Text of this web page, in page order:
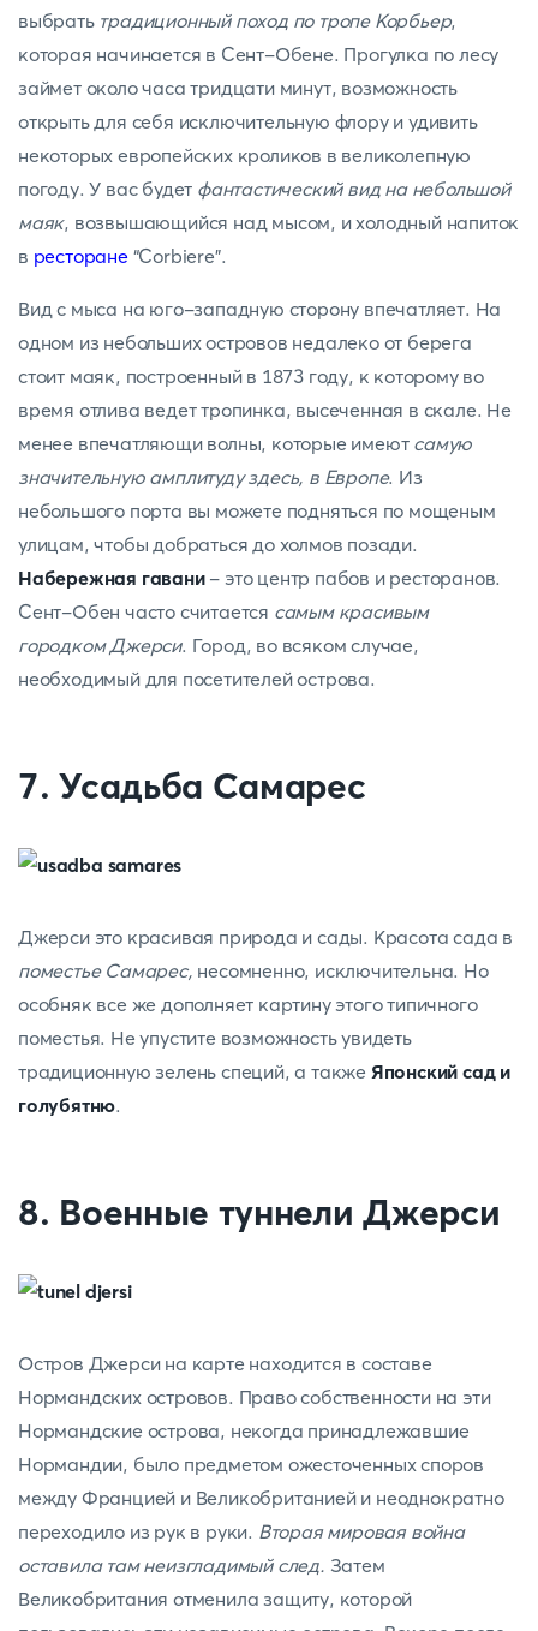
выбрать традиционный поход по тропе Корбьер,
которая начинается в Сент-Обене. Прогулка по лесу
займет около часа тридцати минут, возможность
открыть для себя исключительную флору и удивить
некоторых европейских кроликов в великолепную
погоду. У вас будет фантастический вид на небольшой
маяк, возвышающийся над мысом, и холодный напиток
в ресторане“Corbiere”.
Вид с мыса на юго-западную сторону впечатляет. На
одном из небольших островов недалеко от берега
стоит маяк, построенный в 1873 году, к которому во
время отлива ведет тропинка, высеченная в скале. Не
менее впечатляющи волны, которые имеют самую
значительную амплитуду здесь, в Европе. Из
небольшого порта вы можете подняться по мощеным
улицам, чтобы добраться до холмов позади.
Набережная гавани- это центр пабов и ресторанов.
Сент-Обен часто считается самым красивым
городком Джерси. Город, во всяком случае,
необходимый для посетителей острова.
7. Усадьба Самарес
Джерси это красивая природа и сады. Красота сада в
поместье Самарес, несомненно, исключительна. Но
особняк все же дополняет картину этого типичного
поместья. Не упустите возможность увидеть
традиционную зелень специй, а также Японский сад и
голубятню.
8. Военные туннели Джерси
Остров Джерси на карте находится в составе
Нормандских островов. Право собственности на эти
Нормандские острова, некогда принадлежавшие
Нормандии, было предметом ожесточенных споров
между Францией и Великобританией и неоднократно
переходило из рук в руки. Вторая мировая война
оставила там неизгладимый след. Затем
Великобритания отменила защиту, которой